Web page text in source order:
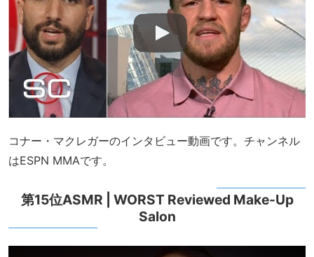
コナー・マクレガーのインタビュー動画です。チャンネル
はESPN MMAです。
第15位ASMR | WORST Reviewed Make-Up
Salon